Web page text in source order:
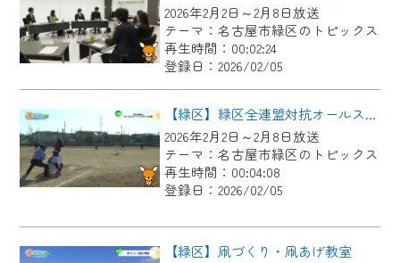
2026年2月2日～2月8日放送
テーマ：名古屋市緑区のトピックス
再生時間：00:02:24
登録日：2026/02/05
【緑区】緑区全連盟対抗オールスターソフトボール大会
2026年2月2日～2月8日放送
テーマ：名古屋市緑区のトピックス
再生時間：00:04:08
登録日：2026/02/05
【緑区】凧づくり・凧あげ教室
【ご注意】
2024年9月24日からはご加入者様へのサー
ビス向上のため、
『CCNet Web TV』を利用いただくには、
一部コンテンツを除き、
CCNetサービスへの加入と『CCNetマイ
ページ※』へのログインが必要となりま
す。
いたします。